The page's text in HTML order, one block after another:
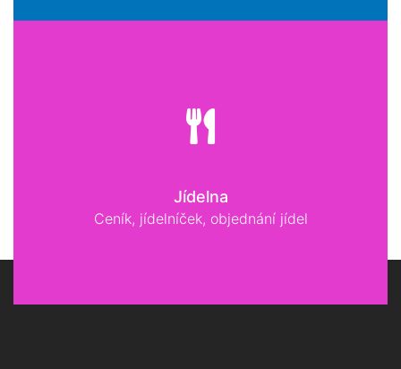
Jídelna
Ceník, jídelníček, objednání jídel